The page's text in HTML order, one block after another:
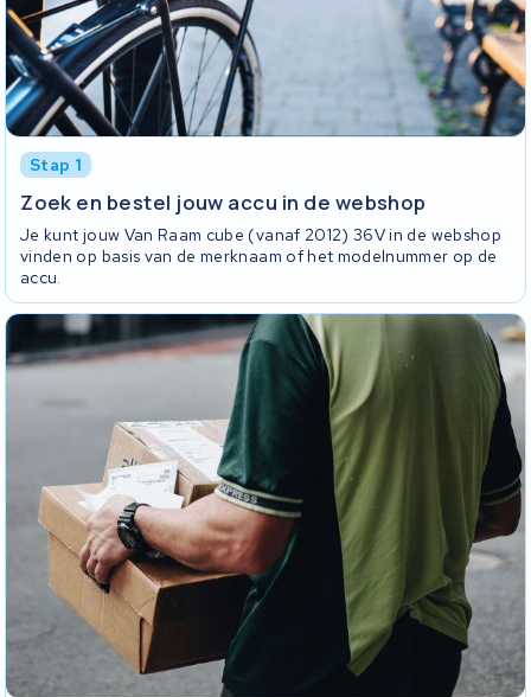
Stap 1
Zoek en bestel jouw accu in de webshop
Je kunt jouw Van Raam cube (vanaf 2012) 36V in de webshop
vinden op basis van de merknaam of het modelnummer op de
accu.